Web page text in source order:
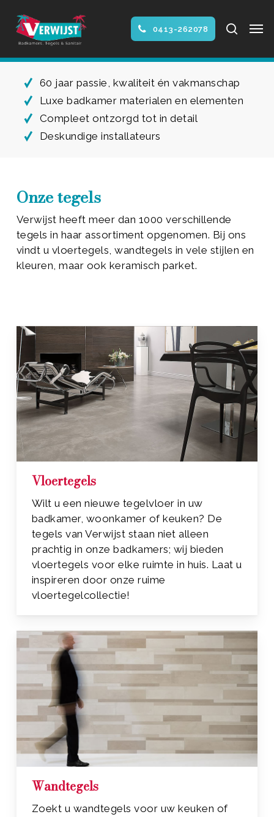
main
0413-262078 search
60 jaar passie, kwaliteit én vakmanschap
Luxe badkamer materialen en elementen
Compleet ontzorgd tot in detail
Deskundige installateurs
Onze tegels
Verwijst heeft meer dan 1000 verschillende
tegels in haar assortiment opgenomen. Bij ons
vindt u vloertegels, wandtegels in vele stijlen en
kleuren, maar ook keramisch parket.
Vloertegels
Wilt u een nieuwe tegelvloer in uw
badkamer, woonkamer of keuken? De
tegels van Verwijst staan niet alleen
prachtig in onze badkamers; wij bieden
vloertegels voor elke ruimte in huis. Laat u
inspireren door onze ruime
vloertegelcollectie!
Wandtegels
Zoekt u wandtegels voor uw keuken of